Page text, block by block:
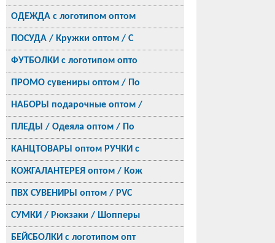
ОДЕЖДА с логотипом оптом
ПОСУДА / Кружки оптом / С
ФУТБОЛКИ с логотипом опто
ПРОМО сувениры оптом / По
НАБОРЫ подарочные оптом /
ПЛЕДЫ / Одеяла оптом / По
КАНЦТОВАРЫ оптом РУЧКИ с
КОЖГАЛАНТЕРЕЯ оптом / Кож
ПВХ СУВЕНИРЫ оптом / PVC
СУМКИ / Рюкзаки / Шопперы
БЕЙСБОЛКИ с логотипом опт